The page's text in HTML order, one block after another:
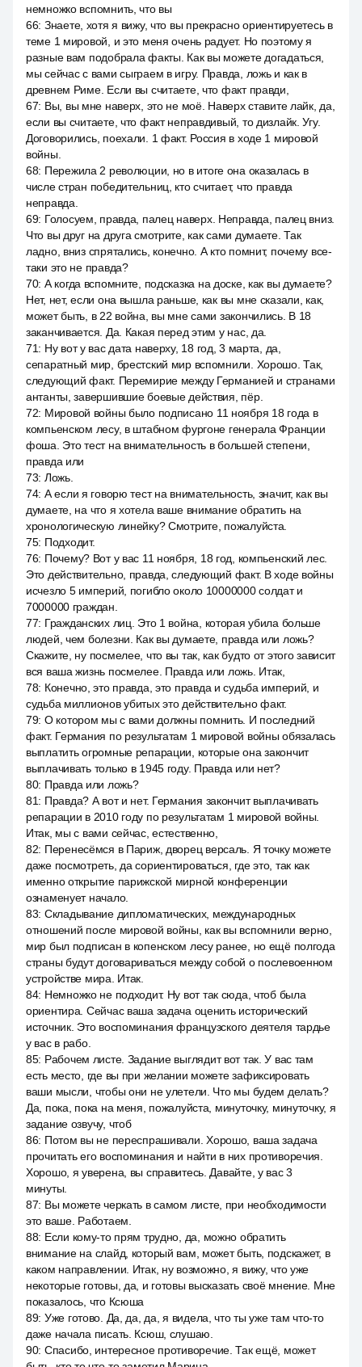
немножко вспомнить, что вы
66: Знаете, хотя я вижу, что вы прекрасно ориентируетесь в
теме 1 мировой, и это меня очень радует. Но поэтому я
разные вам подобрала факты. Как вы можете догадаться,
мы сейчас с вами сыграем в игру. Правда, ложь и как в
древнем Риме. Если вы считаете, что факт правди,
67: Вы, вы мне наверх, это не моё. Наверх ставите лайк, да,
если вы считаете, что факт неправдивый, то дизлайк. Угу.
Договорились, поехали. 1 факт. Россия в ходе 1 мировой
войны.
68: Пережила 2 революции, но в итоге она оказалась в
числе стран победительниц, кто считает, что правда
неправда.
69: Голосуем, правда, палец наверх. Неправда, палец вниз.
Что вы друг на друга смотрите, как сами думаете. Так
ладно, вниз спрятались, конечно. А кто помнит, почему все-
таки это не правда?
70: А когда вспомните, подсказка на доске, как вы думаете?
Нет, нет, если она вышла раньше, как вы мне сказали, как,
может быть, в 22 война, вы мне сами закончились. В 18
заканчивается. Да. Какая перед этим у нас, да.
71: Ну вот у вас дата наверху, 18 год, 3 марта, да,
сепаратный мир, брестский мир вспомнили. Хорошо. Так,
следующий факт. Перемирие между Германией и странами
антанты, завершившие боевые действия, пёр.
72: Мировой войны было подписано 11 ноября 18 года в
компьенском лесу, в штабном фургоне генерала Франции
фоша. Это тест на внимательность в большей степени,
правда или
73: Ложь.
74: А если я говорю тест на внимательность, значит, как вы
думаете, на что я хотела ваше внимание обратить на
хронологическую линейку? Смотрите, пожалуйста.
75: Подходит.
76: Почему? Вот у вас 11 ноября, 18 год, компьенский лес.
Это действительно, правда, следующий факт. В ходе войны
исчезло 5 империй, погибло около 10000000 солдат и
7000000 граждан.
77: Гражданских лиц. Это 1 война, которая убила больше
людей, чем болезни. Как вы думаете, правда или ложь?
Скажите, ну посмелее, что вы так, как будто от этого зависит
вся ваша жизнь посмелее. Правда или ложь. Итак,
78: Конечно, это правда, это правда и судьба империй, и
судьба миллионов убитых это действительно факт.
79: О котором мы с вами должны помнить. И последний
факт. Германия по результатам 1 мировой войны обязалась
выплатить огромные репарации, которые она закончит
выплачивать только в 1945 году. Правда или нет?
80: Правда или ложь?
81: Правда? А вот и нет. Германия закончит выплачивать
репарации в 2010 году по результатам 1 мировой войны.
Итак, мы с вами сейчас, естественно,
82: Перенесёмся в Париж, дворец версаль. Я точку можете
даже посмотреть, да сориентироваться, где это, так как
именно открытие парижской мирной конференции
ознаменует начало.
83: Складывание дипломатических, международных
отношений после мировой войны, как вы вспомнили верно,
мир был подписан в копенском лесу ранее, но ещё полгода
страны будут договариваться между собой о послевоенном
устройстве мира. Итак.
84: Немножко не подходит. Ну вот так сюда, чтоб была
ориентира. Сейчас ваша задача оценить исторический
источник. Это воспоминания французского деятеля тардье
у вас в рабо.
85: Рабочем листе. Задание выглядит вот так. У вас там
есть место, где вы при желании можете зафиксировать
ваши мысли, чтобы они не улетели. Что мы будем делать?
Да, пока, пока на меня, пожалуйста, минуточку, минуточку, я
задание озвучу, чтоб
86: Потом вы не переспрашивали. Хорошо, ваша задача
прочитать его воспоминания и найти в них противоречия.
Хорошо, я уверена, вы справитесь. Давайте, у вас 3
минуты.
87: Вы можете черкать в самом листе, при необходимости
это ваше. Работаем.
88: Если кому-то прям трудно, да, можно обратить
внимание на слайд, который вам, может быть, подскажет, в
каком направлении. Итак, ну возможно, я вижу, что уже
некоторые готовы, да, и готовы высказать своё мнение. Мне
показалось, что Ксюша
89: Уже готово. Да, да, да, я видела, что ты уже там что-то
даже начала писать. Ксюш, слушаю.
90: Спасибо, интересное противоречие. Так ещё, может